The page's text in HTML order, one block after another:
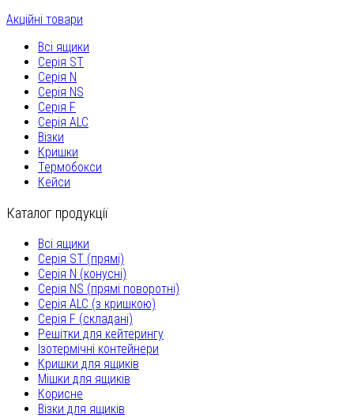
Акційні товари
Всі ящики
Серія ST
Серія N
Серія NS
Серія F
Серія ALC
Візки
Кришки
Термобокси
Кейси
Каталог продукції
Всі ящики
Серія ST (прямі)
Серія N (конусні)
Серія NS (прямі поворотні)
Серія ALC (з кришкою)
Серія F (складані)
Решітки для кейтерингу
Ізотермічні контейнери
Кришки для ящиків
Мішки для ящиків
Корисне
Візки для ящиків